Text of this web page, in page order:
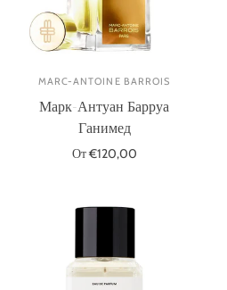
MARC-ANTOINE BARROIS
Марк-Антуан Барруа
Ганимед
От €120,00